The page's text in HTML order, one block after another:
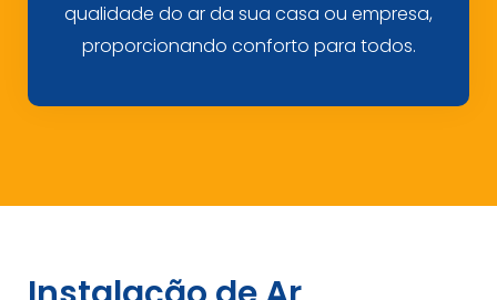
qualidade do ar da sua casa ou empresa,
proporcionando conforto para todos.